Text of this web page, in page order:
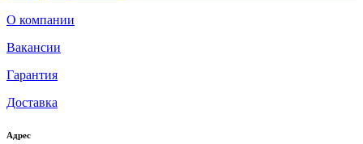
О компании
Вакансии
Гарантия
Доставка
Адрес